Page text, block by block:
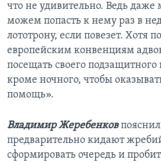
что не удивительно. Ведь
можем попасть к нему раз в
лототрону, если повезет. Хотя
европейским конвенциям
посещать своего
кроме ночного, чтобы
помощь».
Владимир Жеребенков
предварительно кидают
сформировать очередь и